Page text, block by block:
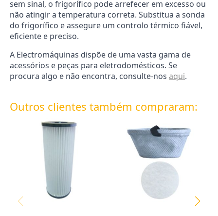
sem sinal, o frigorífico pode arrefecer em excesso ou
não atingir a temperatura correta. Substitua a sonda
do frigorífico e assegure um controlo térmico fiável,
eficiente e preciso.
A Electromáquinas dispõe de uma vasta gama de
acessórios e peças para eletrodomésticos. Se
procura algo e não encontra, consulte-nos aqui.
Outros clientes também compraram: